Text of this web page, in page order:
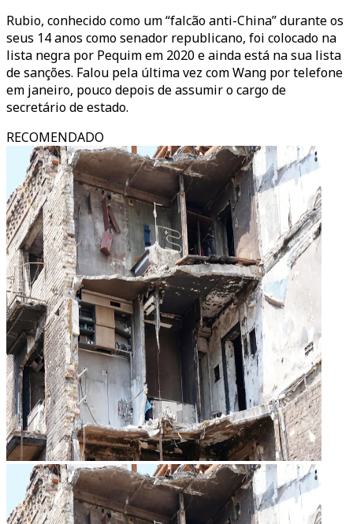
Rubio, conhecido como um “falcão anti-China” durante os
seus 14 anos como senador republicano, foi colocado na
lista negra por Pequim em 2020 e ainda está na sua lista
de sanções. Falou pela última vez com Wang por telefone
em janeiro, pouco depois de assumir o cargo de
secretário de estado.
RECOMENDADO